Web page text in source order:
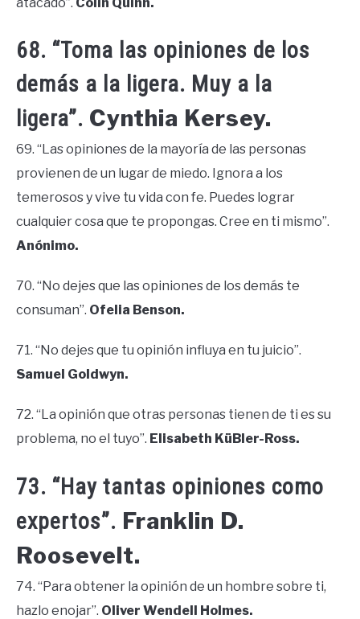
68. “Toma las opiniones de los
demás a la ligera. Muy a la
ligera”. Cynthia Kersey.
69. “Las opiniones de la mayoría de las personas
provienen de un lugar de miedo. Ignora a los
temerosos y vive tu vida con fe. Puedes lograr
cualquier cosa que te propongas. Cree en ti mismo”.
Anónimo.
70. “No dejes que las opiniones de los demás te
consuman”. Ofelia Benson.
71. “No dejes que tu opinión influya en tu juicio”.
Samuel Goldwyn.
72. “La opinión que otras personas tienen de ti es su
problema, no el tuyo”. Elisabeth KüBler-Ross.
73. “Hay tantas opiniones como
expertos”. Franklin D.
Roosevelt.
74. “Para obtener la opinión de un hombre sobre ti,
hazlo enojar”. Oliver Wendell Holmes.